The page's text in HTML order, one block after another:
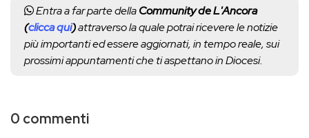
Entra a far parte dellaCommunity de L'Ancora
(clicca qui)attraverso la quale potrai ricevere le notizie
più importanti ed essere aggiornati, in tempo reale, sui
prossimi appuntamenti che ti aspettano in Diocesi.
0 commenti